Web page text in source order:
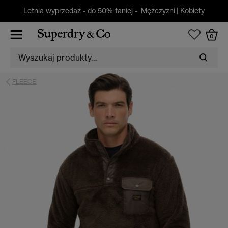
Letnia wyprzedaż - do 50% taniej - Mężczyzni | Kobiety
0
FLEECE